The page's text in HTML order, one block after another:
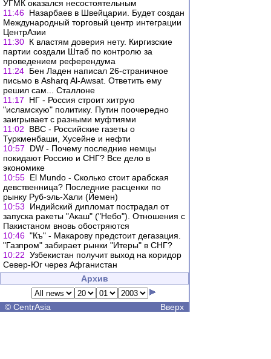
УГМК оказался несостоятельным
11:46 Назарбаев в Швейцарии. Будет создан
Международный торговый центр интеграции
ЦентрАзии
11:30 К властям доверия нету. Киргизские
партии создали Штаб по контролю за
проведением референдума
11:24 Бен Ладен написал 26-страничное
письмо в Asharq Al-Awsat. Ответить ему
решил сам... Сталлоне
11:17
НГ - Россия строит хитрую
"исламскую" политику. Путин поочередно
заигрывает с разными муфтиями
11:02
BBC - Российские газеты о
Туркменбаши, Хусейне и нефти
10:57
DW - Почему последние немцы
покидают Россию и СНГ? Все дело в
экономике
10:55 El Mundo - Сколько стоит арабская
девственница? Последние расценки по
рынку Руб-эль-Хали (Йемен)
10:53
Индийский дипломат пострадал от
запуска ракеты "Акаш" ("Небо"). Отношения с
Пакистаном вновь обостряются
10:46 "Къ" - Макарову предстоит дегазация.
"Газпром" забирает рынки "Итеры" в СНГ?
10:22 Узбекистан получит выход на коридор
Север-Юг через Афганистан
Архив
© CentrAsia Вверх